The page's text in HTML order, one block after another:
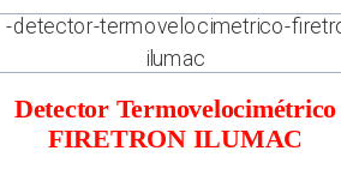
Detector Termovelocimétrico
FIRETRON ILUMAC